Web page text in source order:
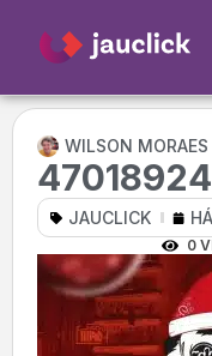
WILSON MORAES
JAUCLICK
0